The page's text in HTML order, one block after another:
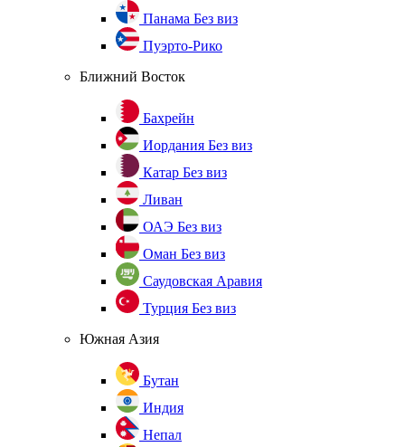
Панама Без виз
Пуэрто-Рико
Ближний Восток
Бахрейн
Иордания Без виз
Катар Без виз
Ливан
ОАЭ Без виз
Оман Без виз
Саудовская Аравия
Турция Без виз
Южная Азия
Бутан
Индия
Непал